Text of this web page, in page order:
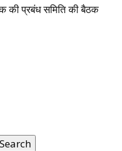
की प्रबंध समिति की बैठक
Search